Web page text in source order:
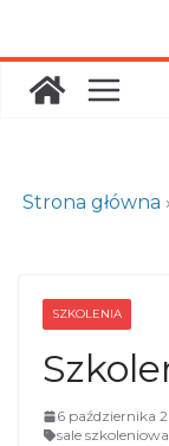
content
Strona główna
SZKOLENIA
6 października
sale szkoleniowa